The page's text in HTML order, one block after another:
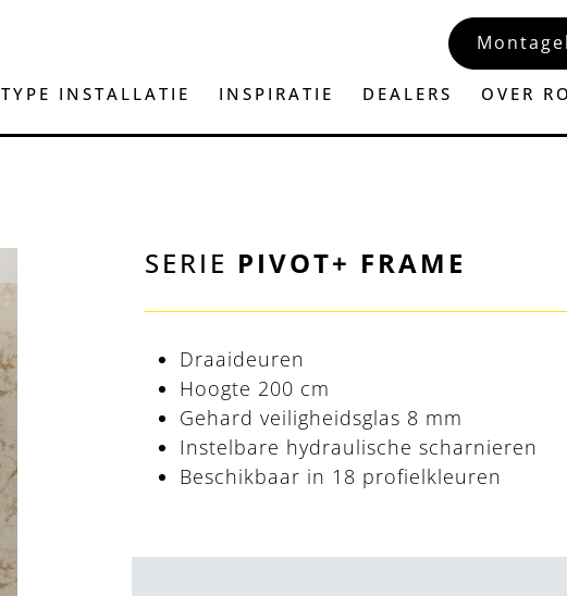
TYPE INSTALLATIE INSPIRATIE DEALERS OVER
SERIE PIVOT+ FRAME
Draaideuren
Hoogte 200 cm
Gehard veiligheidsglas 8 mm
Instelbare hydraulische scharnieren
Beschikbaar in 18 profielkleuren